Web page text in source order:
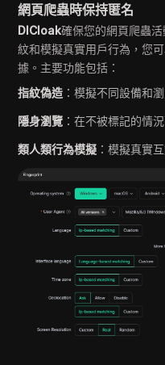
網頁爬蟲時保持匿名
DICloak確保您的網頁爬蟲
紋和模擬真實用戶行為，您
據。主要功能包括：
指紋偽造 ：模擬不同設備和
隱身瀏覽 ：在不被標記的情
類人類行為模擬 ：模擬真實